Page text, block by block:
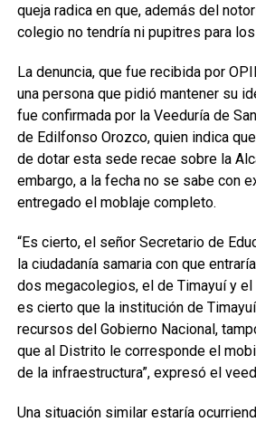
queja radica en que, además del
colegio no tendría ni pupitres para
La denuncia, que fue recibida por
una persona que pidió mantener su
fue confirmada por la Veeduría de
de Edilfonso Orozco, quien indica
de dotar esta sede recae sobre la
embargo, a la fecha no se sabe con
entregado el moblaje completo.
“Es cierto, el señor Secretario de
la ciudadanía samaria con que
dos megacolegios, el de Timayuí y
es cierto que la institución de
recursos del Gobierno Nacional,
que al Distrito le corresponde el
de la infraestructura”, expresó el
Una situación similar estaría